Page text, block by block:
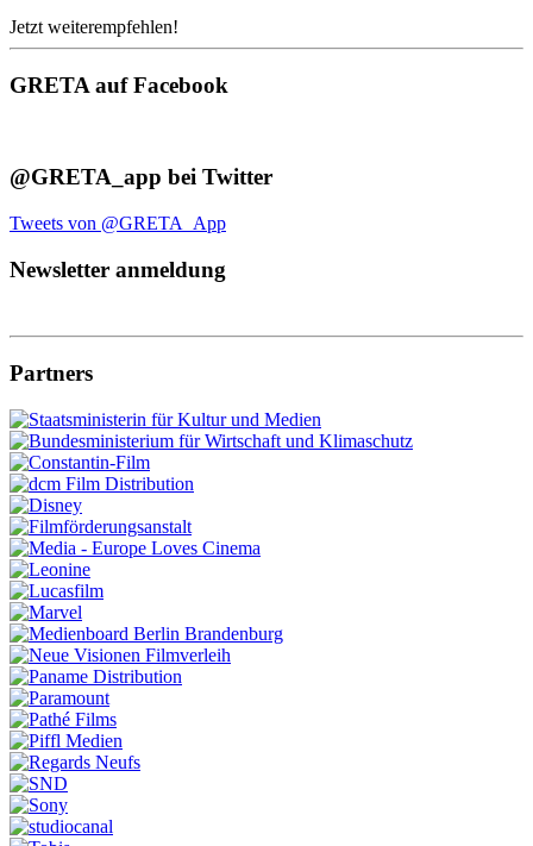
Jetzt weiterempfehlen!
GRETA auf Facebook
@GRETA_app bei Twitter
Tweets von @GRETA_App
Newsletter anmeldung
Partners